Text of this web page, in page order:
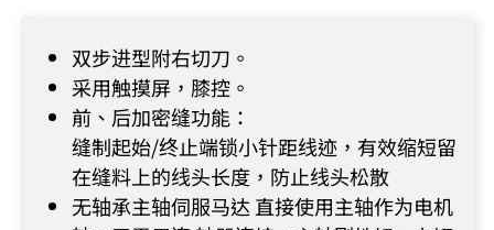
双步进型附右切刀。
采用触摸屏，膝控。
前、后加密缝功能：
缝制起始/终止端锁小针距线迹，有效缩短留
在缝料上的线头长度，防止线头松散
无轴承主轴伺服马达 直接使用主轴作为电机